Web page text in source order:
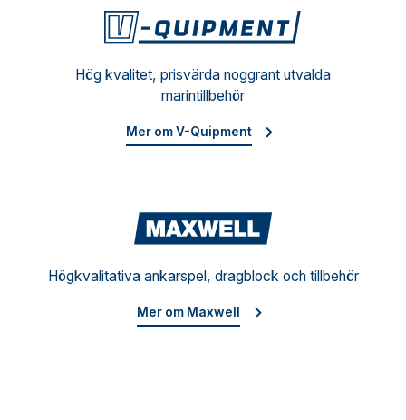
Hög kvalitet, prisvärda noggrant utvalda
marintillbehör
Mer om V-Quipment
Högkvalitativa ankarspel, dragblock och tillbehör
Mer om Maxwell